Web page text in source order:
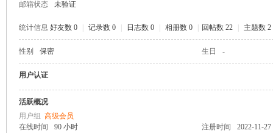
邮箱状态
未验证
统计信息 好友数 0 记录数 0 日志数 0 相册数 0 回帖数 22 主题数 2
性别 保密 生日 -
用户认证
活跃概况
用户组 高级会员
在线时间
90 小时 注册时间
2022-11-27